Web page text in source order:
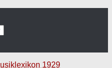
1929